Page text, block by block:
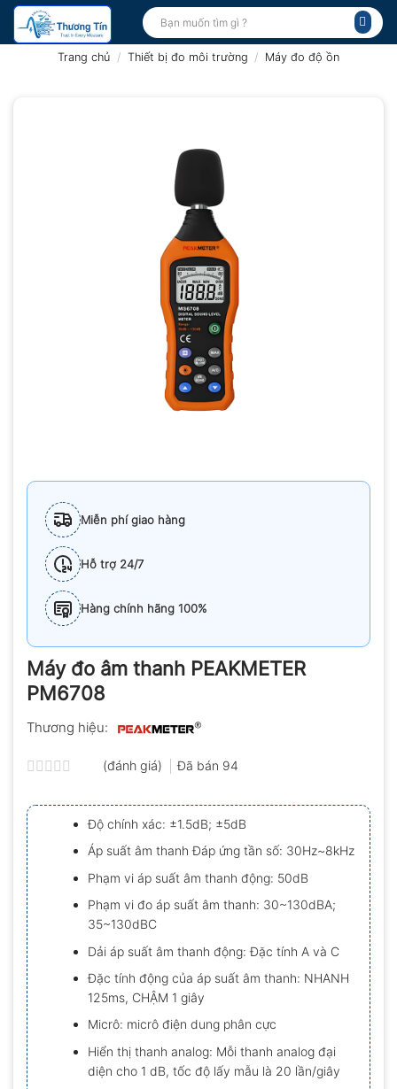
Bỏ
qua
Tìm
kiếm:
Trang chủ / Thiết bị đo môi trường / Máy đo độ ồn
Miễn phí giao hàng
Hỗ trợ 24/7
Hàng chính hãng 100%
Máy đo âm thanh PEAKMETER
PM6708
Thương hiệu:
xếp
hạng
0.0
5
sao
(đánh giá) Đã bán 94
Độ chính xác: ±1.5dB; ±5dB
Áp suất âm thanh Đáp ứng tần số: 30Hz~8kHz
Phạm vi áp suất âm thanh động: 50dB
Phạm vi đo áp suất âm thanh: 30~130dBA;
35~130dBC
Dải áp suất âm thanh động: Đặc tính A và C
Đặc tính động của áp suất âm thanh: NHANH
125ms, CHẬM 1 giây
Micrô: micrô điện dung phân cực
Hiển thị thanh analog: Mỗi thanh analog đại
diện cho 1 dB, tốc độ lấy mẫu là 20 lần/giây